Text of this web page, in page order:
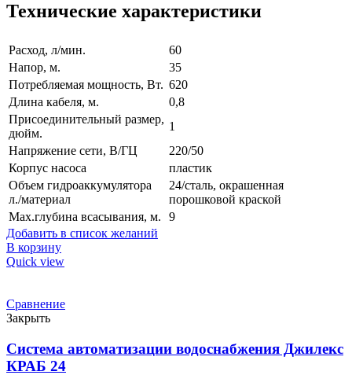
Технические характеристики
Pасход, л/мин.
60
Hапор, м.
35
Потребляемая мощность, Вт. 620
Длина кабеля, м.
0,8
Присоединительный размер,
дюйм.
1
Напряжение сети, В/ГЦ
220/50
Корпус насоса
пластик
Объем гидроаккумулятора
л./материал
24/сталь, окрашенная
порошковой краской
Мах.глубина всасывания, м.
9
Добавить в список желаний
В корзину
Quick view
Сравнение
Закрыть
Система автоматизации водоснабжения Джилекс
КРАБ 24